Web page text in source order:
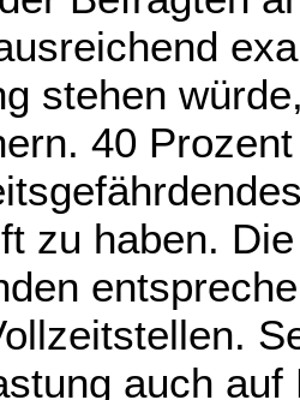
stehen
40
zu haben.
auch